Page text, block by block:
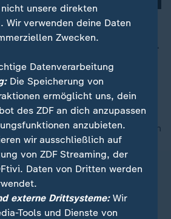
Chavaz gilt das Theater
experimentierfreudige Bühne.
trifft dort künstlerische Freiheit
nach oben
unsere direkten
Wir verwenden deine Daten
Zwecken.
Datenverarbeitung
Die Speicherung von
ermöglicht uns, dein
des ZDF an dich anzupassen
anzubieten.
wir ausschließlich auf
von ZDF Streaming, der
Daten von Dritten werden
externe Drittsysteme:Wir
Tools und Dienste von